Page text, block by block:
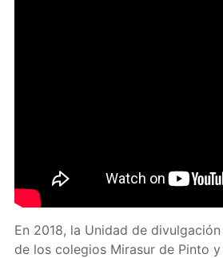
En 2018, la Unidad de
de los colegios Mirasur de Pinto